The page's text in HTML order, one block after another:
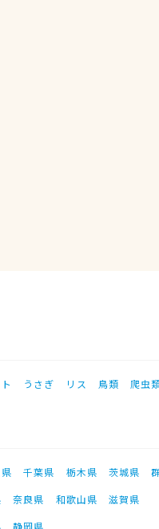
うさぎ リス 鳥類 爬虫
千葉県 栃木県 茨城県
奈良県 和歌山県
滋賀県
静岡県